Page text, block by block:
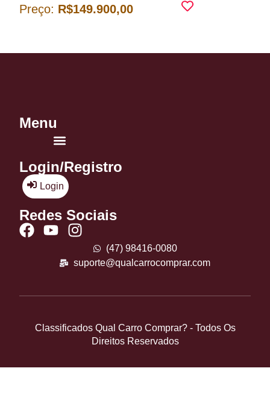
Preço: R$149.900,00
Menu
Login/Registro
Login
Redes Sociais
(47) 98416-0080
suporte@qualcarrocomprar.com
Classificados Qual Carro Comprar? - Todos Os
Direitos Reservados